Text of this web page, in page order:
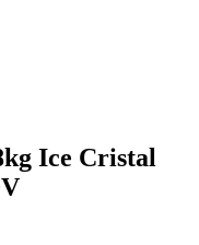
Ice Cristal